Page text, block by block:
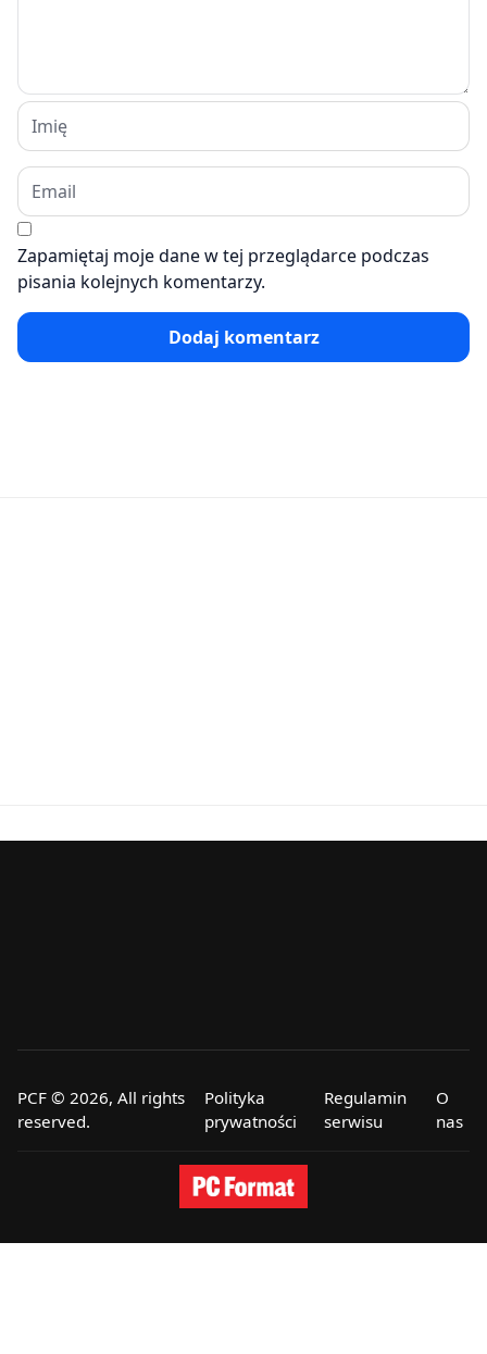
Zapamiętaj moje dane w tej przeglądarce podczas
pisania kolejnych komentarzy.
Dodaj komentarz
PCF © 2026, All rights
reserved.
Polityka
prywatności
Regulamin
serwisu
O
nas